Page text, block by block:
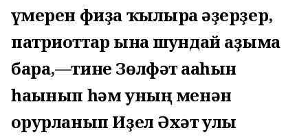
ғүмерен фиҙа ҡылырға әҙерҙер,
патриоттар ғына шундай аҙымға
бара,—тине Зөлфәт ағаһын
һағынып һәм уның менән
ғорурланып Иҙел Әхәт улы